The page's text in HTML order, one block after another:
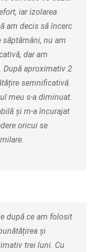
iar izolarea
am decis să încerc
nu am
dar am
După aproximativ 2
semnificativă.
meu s-a diminuat.
și m-a încurajat
oricui se
după ce am folosit
și
trei luni. Cu